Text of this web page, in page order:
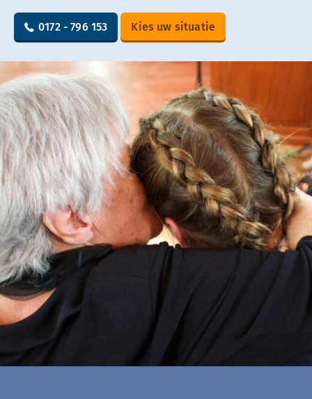
0172 - 796 153 Kies uw situatie